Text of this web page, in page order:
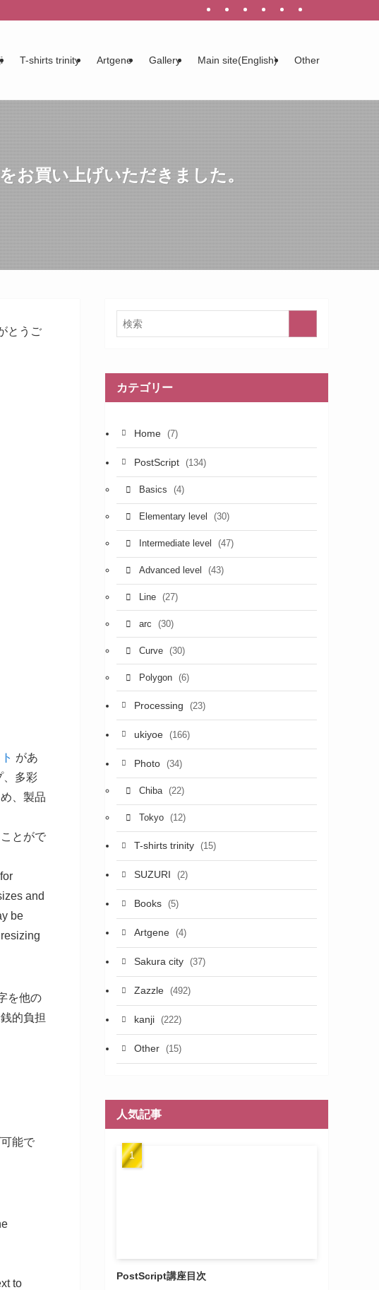
T-shirts trinity Artgene Gallery Main site(English) Other
お買い上げいただきました。
とうご
があ
、多彩
、製品
とがで
and
be
を他の
的負担
能で
to
カテゴリー
Home (7)
PostScript (134)
Basics (4)
Elementary level (30)
Intermediate level (47)
Advanced level (43)
Line (27)
arc (30)
Curve (30)
Polygon (6)
Processing (23)
ukiyoe (166)
Photo (34)
Chiba (22)
Tokyo (12)
T-shirts trinity (15)
SUZURI (2)
Books (5)
Artgene (4)
Sakura city (37)
Zazzle (492)
kanji (222)
Other (15)
人気記事
PostScript講座目次